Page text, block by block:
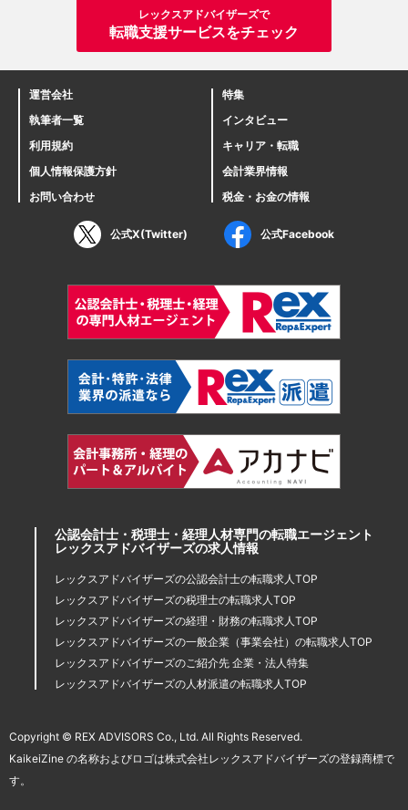
レックスアドバイザーズで
転職支援サービスをチェック
運営会社
執筆者一覧
利用規約
個人情報保護方針
お問い合わせ
特集
インタビュー
キャリア・転職
会計業界情報
税金・お金の情報
公式X(Twitter) 公式Facebook
公認会計士・税理士・経理人材専門の転職エージェント
レックスアドバイザーズの求人情報
レックスアドバイザーズの公認会計士の転職求人TOP
レックスアドバイザーズの税理士の転職求人TOP
レックスアドバイザーズの経理・財務の転職求人TOP
レックスアドバイザーズの一般企業（事業会社）の転職求人TOP
レックスアドバイザーズのご紹介先 企業・法人特集
レックスアドバイザーズの人材派遣の転職求人TOP
Copyright © REX ADVISORS Co., Ltd. All Rights Reserved.
KaikeiZine の名称およびロゴは株式会社レックスアドバイザーズの登録商標で
す。